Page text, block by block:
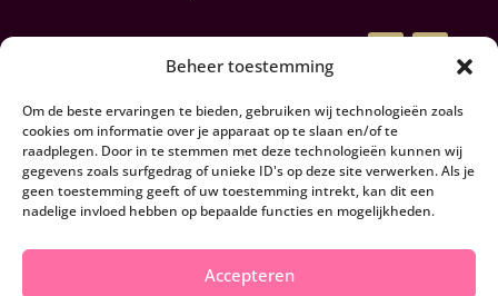
Beheer toestemming
Om de beste ervaringen te bieden, gebruiken wij technologieën zoals
cookies om informatie over je apparaat op te slaan en/of te
raadplegen. Door in te stemmen met deze technologieën kunnen wij
gegevens zoals surfgedrag of unieke ID's op deze site verwerken. Als je
geen toestemming geeft of uw toestemming intrekt, kan dit een
nadelige invloed hebben op bepaalde functies en mogelijkheden.
Accepteren
Algemene Voorwaarden
Herroepen en retourneren